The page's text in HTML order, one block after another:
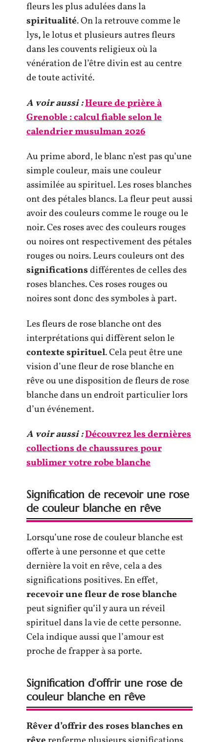
fleurs les plus adulées dans la
spiritualité. On la retrouve comme le
lys,le lotus et plusieurs autres fleurs
dans les couvents religieux où la
vénération de l’être divin est au centre
de toute activité.
A voir aussi :Heure de prière à
Grenoble : calcul fiable selon le
calendrier musulman 2026
Au prime abord, le blanc n’est pas qu’une
simple couleur, mais une couleur
assimilée au spirituel. Les roses blanches
ont des pétales blancs. La fleur peut aussi
avoir des couleurs comme le rouge ou le
noir. Ces roses avec des couleurs rouges
ou noires ont respectivement des pétales
rouges ou noirs. Leurs couleurs ont des
significationsdifférentes de celles des
roses blanches. Ces roses rouges ou
noires sont donc des symboles à part.
Les fleurs de rose blanche ont des
interprétations qui diffèrent selon le
contexte spirituel. Cela peut être une
vision d’une fleur de rose blanche en
rêve ou une disposition de fleurs de rose
blanche dans un endroit particulier lors
d’un événement.
A voir aussi :Découvrez les dernières
collections de chaussures pour
sublimer votre robe blanche
Signification de recevoir une rose
de couleur blanche en rêve
Lorsqu’une rose de couleur blanche est
offerte à une personne et que cette
dernière la voit en rêve, cela a des
significations positives. En effet,
recevoir une fleur de rose blanche
peut signifier qu’il y aura un réveil
spirituel dans la vie de cette personne.
Cela indique aussi que l’amour est
proche de frapper à sa porte.
Signification d’offrir une rose de
couleur blanche en rêve
Rêver d’offrir des roses blanches en